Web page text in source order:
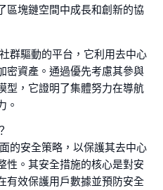
區塊鏈空間中成長和創新的協
群驅動的平台，它利用去中心
密資產。通過優先考慮其參與
型，它證明了集體努力在導航
。
的安全策略，以保護其去中心
性。其安全措施的核心是對安
有效保護用戶數據並預防安全